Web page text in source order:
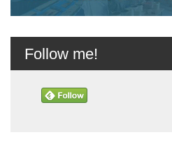
Follow me!